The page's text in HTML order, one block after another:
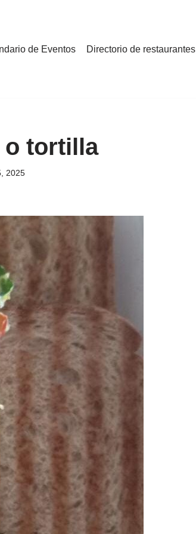
de Eventos Directorio de restaurantes
o tortilla
2025